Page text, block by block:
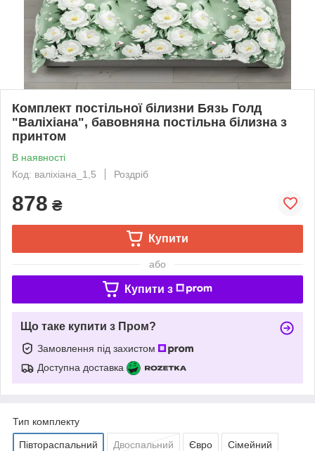
Комплект постільної білизни Бязь Голд
"Валіхіана", бавовняна постільна білизна з
принтом
В наявності
Код: валіхіана_1,5
Роздріб
878 ₴
Купити
або
Купити з
Що таке купити з Пром?
Замовлення під захистом
Доступна доставка
Тип комплекту
Півтораспальний Двоспальний Євро Сімейний